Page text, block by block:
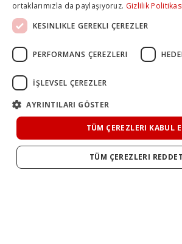
ortaklarımızla da paylaşıyoruz. Gizlilik Politikası
KESINLIKLE GEREKLI ÇEREZLER
PERFORMANS ÇEREZLERI
İŞLEVSEL ÇEREZLER
AYRINTILARI GÖSTER
TÜM ÇEREZLERI KABUL
TÜM ÇEREZLERI REDDET